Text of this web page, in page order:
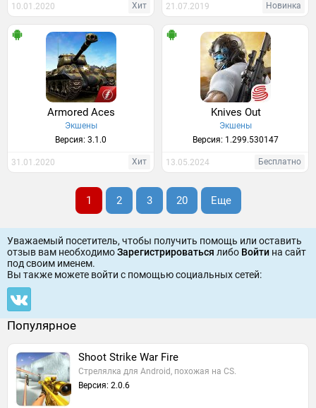
10.01.2020 Хит 21.07.2019 Новинка
Armored Aces
Экшены
Версия: 3.1.0
31.01.2020 Хит
Knives Out
Экшены
Версия: 1.299.530147
13.05.2024 Бесплатно
1 2 3 20 Еще
Уважаемый посетитель, чтобы получить помощь или оставить
отзыв вам необходимоЗарегистрироваться либо Войти на сайт
под своим именем.
Вы также можете войти c помощью социальных сетей:
Популярное
Shoot Strike War Fire
Стрелялка для Android, похожая на CS.
Версия: 2.0.6